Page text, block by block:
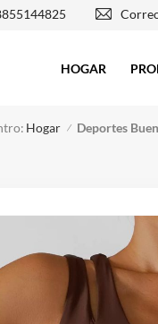
HOGAR
Hogar / Deportes